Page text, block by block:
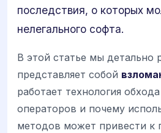
последствия, о которых
нелегального софта.
В этой статье мы детально
представляет собой
работает технология
операторов и почему
методов может привести к